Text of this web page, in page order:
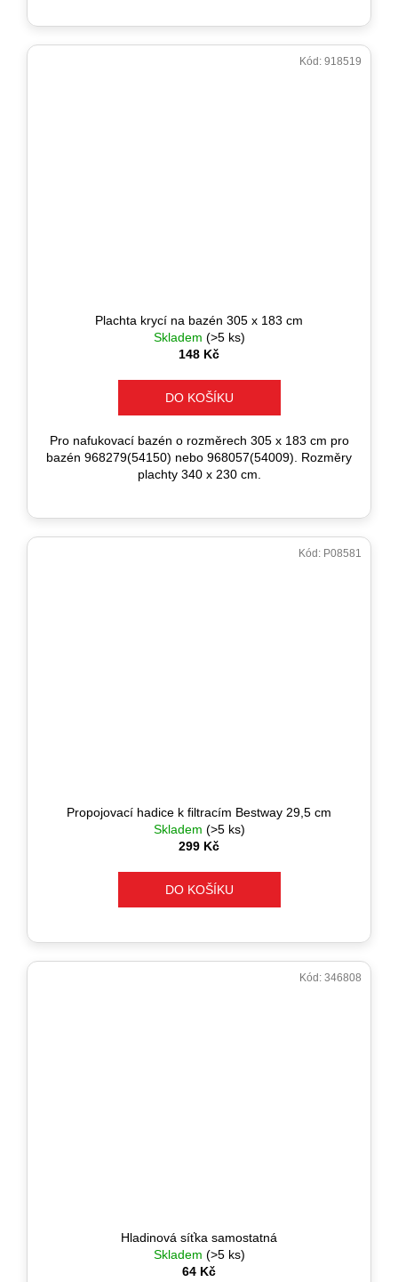
Plachta krycí na bazén 305 x 183 cm
Skladem (>5 ks)
148 Kč
DO KOŠÍKU
Pro nafukovací bazén o rozměrech 305 x 183 cm pro
bazén 968279(54150) nebo 968057(54009). Rozměry
plachty 340 x 230 cm.
Kód: 918519
Propojovací hadice k filtracím Bestway 29,5 cm
Skladem (>5 ks)
299 Kč
DO KOŠÍKU
Kód: P08581
Hladinová síťka samostatná
Skladem (>5 ks)
64 Kč
Kód: 346808